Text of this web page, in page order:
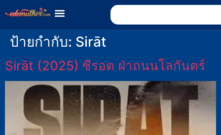
ป้ายกำกับ: Sirāt
Sirāt (2025) ซีรอต ฝ่าถนนโลกันตร์